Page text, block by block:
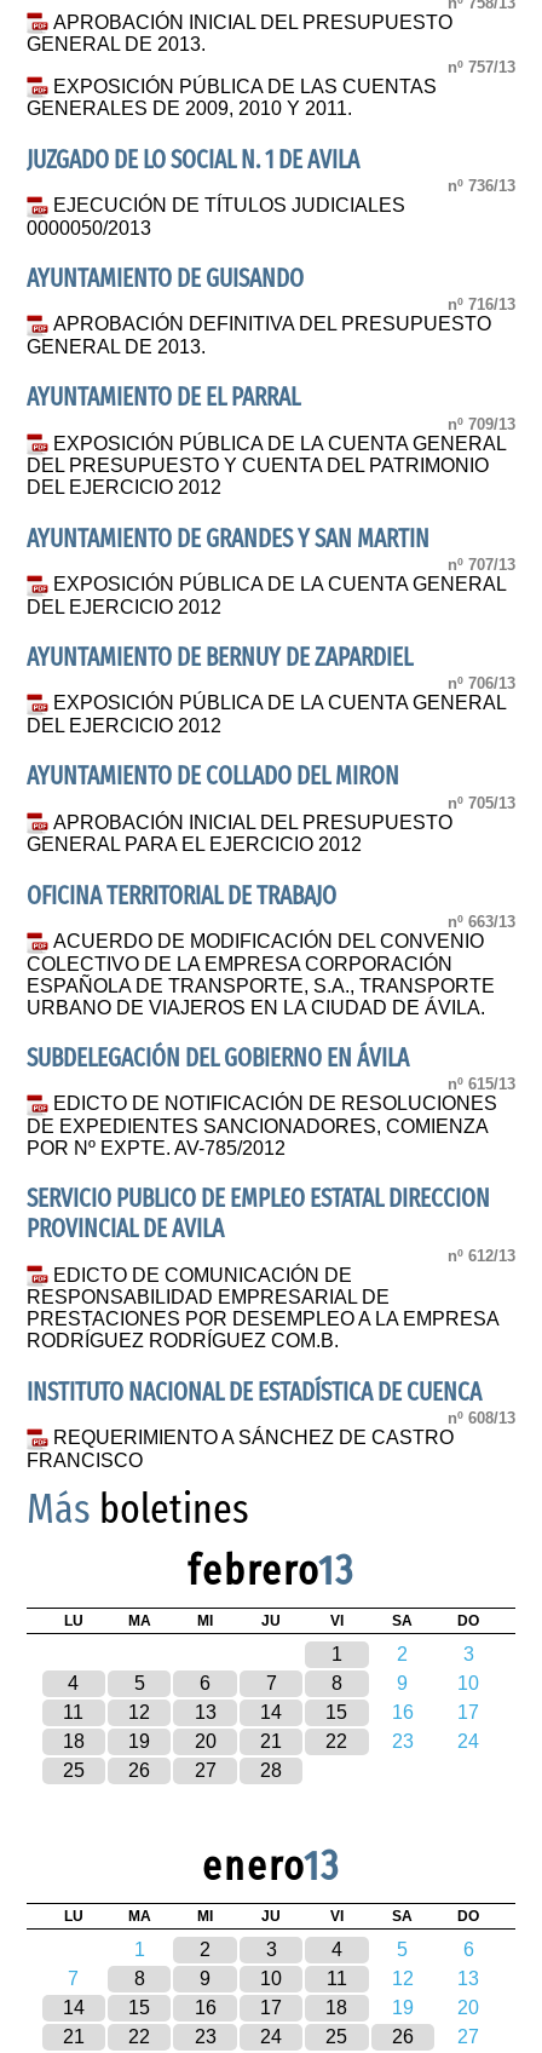
APROBACIÓN INICIAL DEL PRESUPUESTO
GENERAL DE 2013.
nº 757/13
EXPOSICIÓN PÚBLICA DE LAS CUENTAS
GENERALES DE 2009, 2010 Y 2011.
JUZGADO DE LO SOCIAL N. 1 DE AVILA
nº 736/13
EJECUCIÓN DE TÍTULOS JUDICIALES
0000050/2013
AYUNTAMIENTO DE GUISANDO
nº 716/13
APROBACIÓN DEFINITIVA DEL PRESUPUESTO
GENERAL DE 2013.
AYUNTAMIENTO DE EL PARRAL
nº 709/13
EXPOSICIÓN PÚBLICA DE LA CUENTA GENERAL
DEL PRESUPUESTO Y CUENTA DEL PATRIMONIO
DEL EJERCICIO 2012
AYUNTAMIENTO DE GRANDES Y SAN MARTIN
nº 707/13
EXPOSICIÓN PÚBLICA DE LA CUENTA GENERAL
DEL EJERCICIO 2012
AYUNTAMIENTO DE BERNUY DE ZAPARDIEL
nº 706/13
EXPOSICIÓN PÚBLICA DE LA CUENTA GENERAL
DEL EJERCICIO 2012
AYUNTAMIENTO DE COLLADO DEL MIRON
nº 705/13
APROBACIÓN INICIAL DEL PRESUPUESTO
GENERAL PARA EL EJERCICIO 2012
OFICINA TERRITORIAL DE TRABAJO
nº 663/13
ACUERDO DE MODIFICACIÓN DEL CONVENIO
COLECTIVO DE LA EMPRESA CORPORACIÓN
ESPAÑOLA DE TRANSPORTE, S.A., TRANSPORTE
URBANO DE VIAJEROS EN LA CIUDAD DE ÁVILA.
SUBDELEGACIÓN DEL GOBIERNO EN ÁVILA
nº 615/13
EDICTO DE NOTIFICACIÓN DE RESOLUCIONES
DE EXPEDIENTES SANCIONADORES, COMIENZA
POR Nº EXPTE. AV-785/2012
SERVICIO PUBLICO DE EMPLEO ESTATAL DIRECCION
PROVINCIAL DE AVILA
nº 612/13
EDICTO DE COMUNICACIÓN DE
RESPONSABILIDAD EMPRESARIAL DE
PRESTACIONES POR DESEMPLEO A LA EMPRESA
RODRÍGUEZ RODRÍGUEZ COM.B.
INSTITUTO NACIONAL DE ESTADÍSTICA DE CUENCA
nº 608/13
REQUERIMIENTO A SÁNCHEZ DE CASTRO
FRANCISCO
Más boletines
febrero13
LU MA MI JU VI SA DO
1 2
3
4
5 6 7 8 9
10
11
12 13 14 15 16
17
18
19 20 21 22 23
24
25
26 27 28
enero13
LU MA MI JU VI SA DO
1 2 3 4 5
6
7
8 9 10 11 12
13
14
15 16 17 18 19
20
21
22 23 24 25 26
27